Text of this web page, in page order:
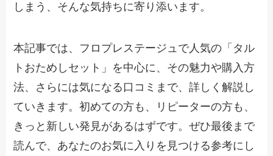
しまう、そんな気持ちに寄り添います。
本記事では、フロプレステージュで人気の「タル
トおためしセット」を中心に、その魅力や購入方
法、さらには気になる口コミまで、詳しく解説し
ていきます。初めての方も、リピーターの方も、
きっと新しい発見があるはずです。ぜひ最後まで
読んで、あなたのお気に入りを見つける参考にし